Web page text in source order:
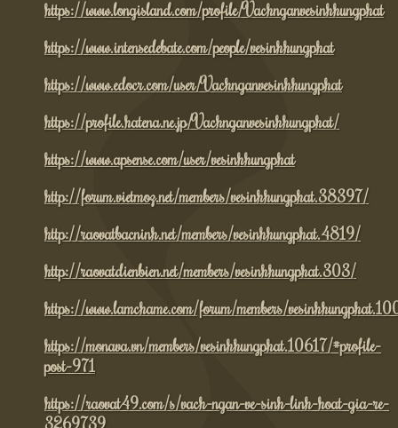
https://www.longisland.com/profile/Vachnganvesinhhungphat
https://www.intensedebate.com/people/vesinhhungphat
https://www.edocr.com/user/Vachnganvesinhhungphat
https://profile.hatena.ne.jp/Vachnganvesinhhungphat/
https://www.apsense.com/user/vesinhhungphat
http://forum.vietmoz.net/members/vesinhhungphat.38397/
http://raovatbacninh.net/members/vesinhhungphat.4819/
http://raovatdienbien.net/members/vesinhhungphat.303/
https://www.lamchame.com/forum/members/
https://monava.vn/members/vesinhhungphat.10617/#profile-
post-971
https://raovat49.com/s/vach-ngan-ve-sinh-linh-hoat-gia-re-
3269739